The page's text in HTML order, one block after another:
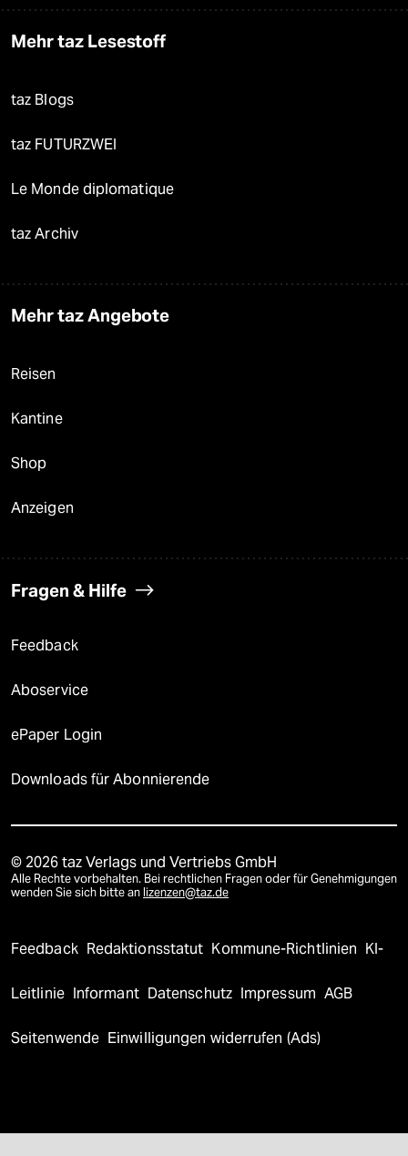
Mehr taz Lesestoff
taz Blogs
taz FUTURZWEI
Le Monde diplomatique
taz Archiv
Mehr taz Angebote
Reisen
Kantine
Shop
Anzeigen
Fragen & Hilfe
Feedback
Aboservice
ePaper Login
Downloads für Abonnierende
© 2026 taz Verlags und Vertriebs GmbH
Alle Rechte vorbehalten. Bei rechtlichen Fragen oder für Genehmigungen
wenden Sie sich bitte an lizenzen@taz.de
Feedback Redaktionsstatut Kommune-Richtlinien KI-
Leitlinie Informant Datenschutz Impressum AGB
Seitenwende Einwilligungen widerrufen (Ads)